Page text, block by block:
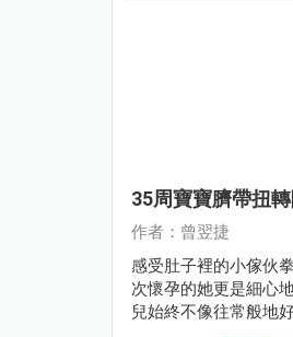
35周寶寶臍帶扭
作者：曾翌捷
感受肚子裡的小傢伙
次懷孕的她更是細心
兒始終不像往常般地